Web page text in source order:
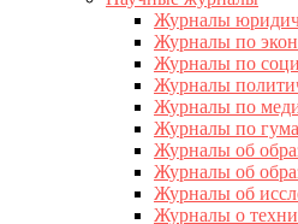
Журналы
Журналы по
Журналы по
Журналы
Журналы по
Журналы по
Журналы об
Журналы об
Журналы об
Журналы о